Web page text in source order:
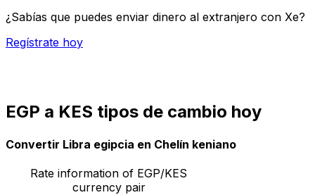
¿Sabías que puedes enviar dinero al extranjero con Xe?
Regístrate hoy
EGP a KES tipos de cambio hoy
Convertir Libra egipcia en Chelín keniano
Rate information of EGP/KES
currency pair